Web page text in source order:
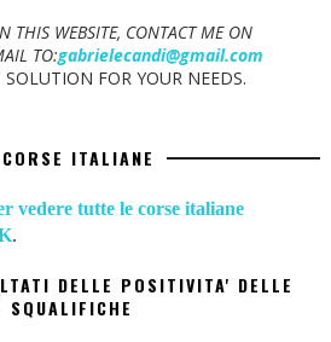
THIS WEBSITE, CONTACT ME ON
TO:gabrielecandi@gmail.com
FOR YOUR NEEDS.
ITALIANE
vedere tutte le corse italiane
.
DELLE POSITIVITA' DELLE
SQUALIFICHE